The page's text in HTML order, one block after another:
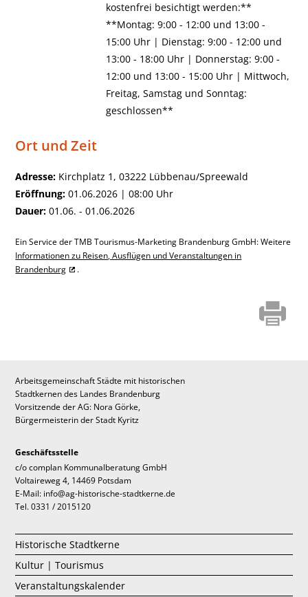
kostenfrei besichtigt werden:**
**Montag: 9:00 - 12:00 und 13:00 -
15:00 Uhr | Dienstag: 9:00 - 12:00 und
13:00 - 18:00 Uhr | Donnerstag: 9:00 -
12:00 und 13:00 - 15:00 Uhr | Mittwoch,
Freitag, Samstag und Sonntag:
geschlossen**
Ort und Zeit
Adresse: Kirchplatz 1, 03222 Lübbenau/Spreewald
Eröffnung: 01.06.2026 | 08:00 Uhr
Dauer: 01.06. - 01.06.2026
Ein Service der TMB Tourismus-Marketing Brandenburg GmbH: Weitere
Informationen zu Reisen, Ausflügen und Veranstaltungen in
Brandenburg
.
Arbeitsgemeinschaft Städte mit historischen
Stadtkernen des Landes Brandenburg
Vorsitzende der AG: Nora Görke,
Bürgermeisterin der Stadt Kyritz
Geschäftsstelle
c/o complan Kommunalberatung GmbH
Voltaireweg 4, 14469 Potsdam
E-Mail: info@ag-historische-stadtkerne.de
Tel. 0331 / 2015120
Historische Stadtkerne
Kultur | Tourismus
Veranstaltungskalender